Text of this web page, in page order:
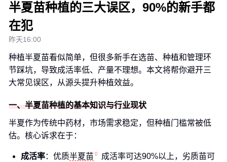
半夏苗种植的三大误区，90%的新手都
在犯
昨天16:00
种植半夏苗看似简单，但很多新手在选苗、种植和管理环
节踩坑，导致成活率低、产量不理想。本文将帮你避开三
大常见误区，从源头提升种植效益。
一、半夏苗种植的基本知识与行业现状
半夏作为传统中药材，市场需求稳定，但种植门槛常被低
估。核心诉求在于：
成活率：优质半夏苗
成活率可达90%以上，劣质苗可